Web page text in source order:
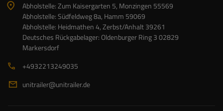
Abholstelle: Zum Kaisergarten 5, Monzingen 55569
Abholstelle: Südfeldweg 8a, Hamm 59069
Abholstelle: Heidmathen 4, Zerbst/Anhalt 39261
Deutsches Rückgabelager: Oldenburger Ring 3 02829
Markersdorf
+4932213249035
unitrailer@unitrailer.de